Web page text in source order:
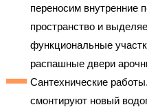
переносим внутренние
пространство и
функциональные
распашные двери
Сантехнические
смонтируют новый